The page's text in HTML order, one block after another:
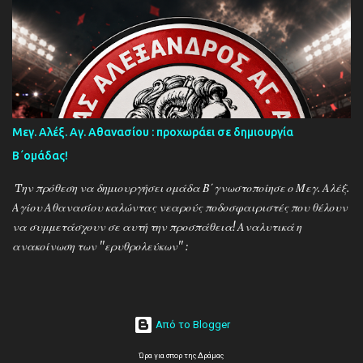
δυναμική των ''κιτρινόμαυρων''! Παρακάτω δείτε φωτοστιγμές
απο τις προπονήσεις της δραμινής ομάδας μέσα απο τον φακό της
''Ο'' που βρέθηκε στο γήπεδο του Καλαμπακίου ενώ δηλώσεις
κάνουν οι κ.κ. Σαρακασίδης Βασίλης (προπονητής) , Βαβλιάκης
Χρόνης (τεχνικός διευθυντής) και οι ποδοσφαιριστές Μάριος
Βουτσινάς και Ηλίας Σταμπουλής!
Μεγ. Αλέξ. Αγ. Αθανασίου : προχωράει σε δημιουργία
Β΄ομάδας!
Tην πρόθεση να δημιουργήσει ομάδα Β΄γνωστοποίησε ο Μεγ. Αλέξ.
Αγίου Αθανασίου καλώντας νεαρούς ποδοσφαιριστές που θέλουν
να συμμετάσχουν σε αυτή την προσπάθεια! Αναλυτικά η
ανακοίνωση των ''ερυθρολεύκων'' :
Από το Blogger
Ώρα για σπορ της Δράμας